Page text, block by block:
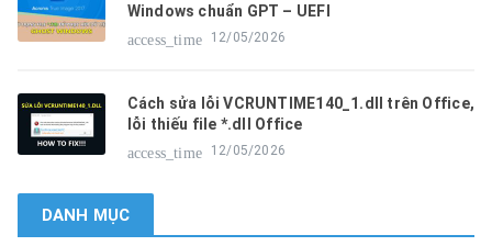
Windows chuẩn GPT – UEFI
access_time
12/05/2026
Cách sửa lỗi VCRUNTIME140_1.dll trên Office,
lỗi thiếu file *.dll Office
access_time
12/05/2026
DANH MỤC